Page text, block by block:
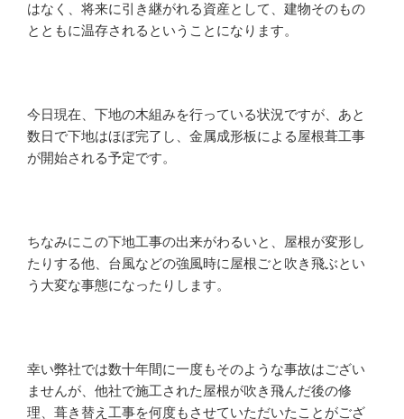
はなく、将来に引き継がれる資産として、建物そのもの
とともに温存されるということになります。
今日現在、下地の木組みを行っている状況ですが、あと
数日で下地はほぼ完了し、金属成形板による屋根葺工事
が開始される予定です。
ちなみにこの下地工事の出来がわるいと、屋根が変形し
たりする他、台風などの強風時に屋根ごと吹き飛ぶとい
う大変な事態になったりします。
幸い弊社では数十年間に一度もそのような事故はござい
ませんが、他社で施工された屋根が吹き飛んだ後の修
理、葺き替え工事を何度もさせていただいたことがござ